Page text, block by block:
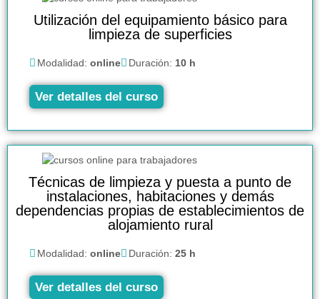
Utilización del equipamiento básico para
limpieza de superficies
Modalidad: online Duración: 10 h
Ver detalles del curso
Técnicas de limpieza y puesta a punto de
instalaciones, habitaciones y demás
dependencias propias de establecimientos de
alojamiento rural
Modalidad: online Duración: 25 h
Ver detalles del curso